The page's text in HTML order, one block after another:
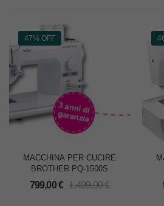
47% OFF
MACCHINA PER CUCIRE
BROTHER PQ-1500S
799,00€ 1.499,00€